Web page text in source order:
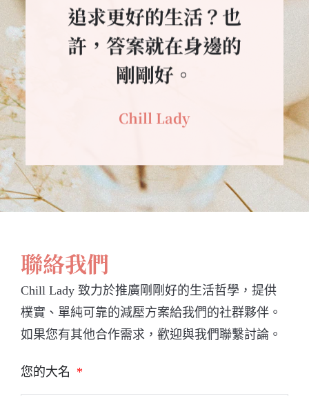
追求更好的生活？也
許，答案就在身邊的
剛剛好。
Chill Lady
聯絡我們
Chill Lady 致力於推廣剛剛好的生活哲學，提供
樸實、單純可靠的減壓方案給我們的社群夥伴。
如果您有其他合作需求，歡迎與我們聯繫討論。
您的大名